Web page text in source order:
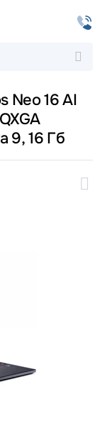
Neo 16 AI
9, 16 Гб